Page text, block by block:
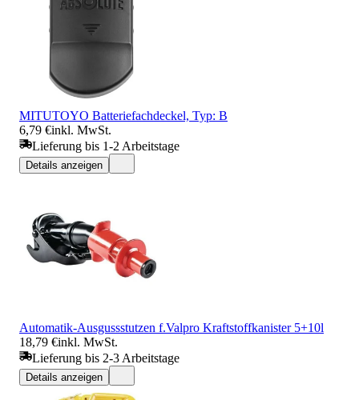
MITUTOYO Batteriefachdeckel, Typ: B
6,79 €inkl. MwSt.
Lieferung bis 1-2 Arbeitstage
Details anzeigen
Automatik-Ausgussstutzen f.Valpro Kraftstoffkanister 5+10l
18,79 €inkl. MwSt.
Lieferung bis 2-3 Arbeitstage
Details anzeigen